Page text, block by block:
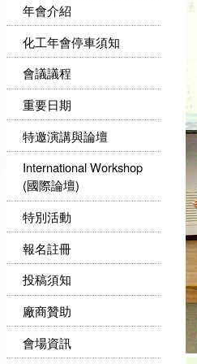
年會介紹
化工年會停車須知
會議議程
重要日期
特邀演講與論壇
International Workshop
(國際論壇)
特別活動
報名註冊
投稿須知
廠商贊助
會場資訊